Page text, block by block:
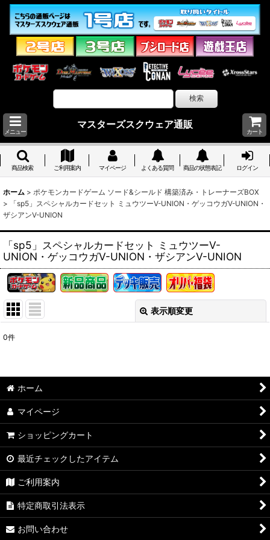
メニュー
マスターズスクウェア通販
カート
商品検索 ご利用案内 マイページ よくある質問 商品の状態表記 ログイン
ホーム > ポケモンカードゲーム ソード&シールド 構築済み・トレーナーズBOX
>
「sp5」スペシャルカードセット ミュウツーV-UNION・ゲッコウガV-UNION・
ザシアンV-UNION
「sp5」スペシャルカードセット ミュウツーV-
UNION・ゲッコウガV-UNION・ザシアンV-UNION
表示順変更
並び順:
0件
ホーム
マイページ
ショッピングカート
最近チェックしたアイテム
ご利用案内
特定商取引法表示
お問い合わせ